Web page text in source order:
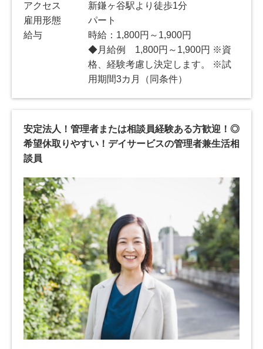
アクセス
新鎌ヶ谷駅より徒歩1分
雇用形態
パート
給与
時給：1,800円～1,900円
◆月給例 1,800円～1,900円 ※資
格、経験考慮し決定します。 ※試
用期間3カ月（同条件）
安定法人！管理者または相談員経験ある方歓迎！◎
希望休取りやすい！デイサービスの管理者兼生活相
談員